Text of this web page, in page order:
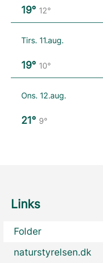
19° 12°
Tirs. 11.aug.
19° 10°
Ons. 12.aug.
21° 9°
Links
Folder
naturstyrelsen.dk